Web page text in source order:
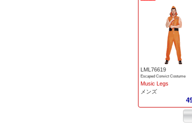
LML76619
Escaped Convict Costume
Music Legs
メンズ